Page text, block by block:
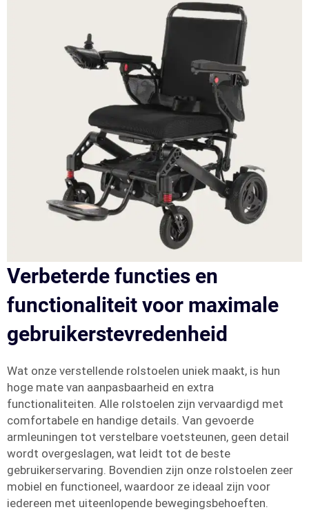
Verbeterde functies en
functionaliteit voor maximale
gebruikerstevredenheid
Wat onze verstellende rolstoelen uniek maakt, is hun
hoge mate van aanpasbaarheid en extra
functionaliteiten. Alle rolstoelen zijn vervaardigd met
comfortabele en handige details. Van gevoerde
armleuningen tot verstelbare voetsteunen, geen detail
wordt overgeslagen, wat leidt tot de beste
gebruikerservaring. Bovendien zijn onze rolstoelen zeer
mobiel en functioneel, waardoor ze ideaal zijn voor
iedereen met uiteenlopende bewegingsbehoeften.